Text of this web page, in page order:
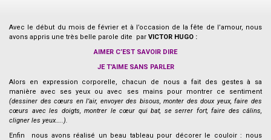
Avec le début du mois de février et à l’occasion de la fête de l’amour, nous
avons appris une très belle parole dite par VICTOR HUGO :
AIMER C’EST SAVOIR DIRE
JE T’AIME SANS PARLER
Alors en expression corporelle, chacun de nous a fait des gestes à sa
manière avec ses yeux ou avec ses mains pour montrer ce sentiment
(dessiner des cœurs en l’air, envoyer des bisous, monter des doux yeux, faire des
cœurs avec les doigts, montrer le cœur qui bat, se serrer fort, faire des câlins,
cligner les yeux…..).
Enfin nous avons réalisé un beau tableau pour décorer le couloir : nous